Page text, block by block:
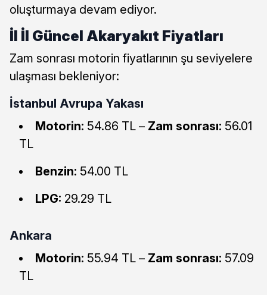
oluşturmaya devam ediyor.
İl İl Güncel Akaryakıt Fiyatları
Zam sonrası motorin fiyatlarının şu seviyelere
ulaşması bekleniyor:
İstanbul Avrupa Yakası
Motorin: 54.86 TL – Zam sonrası: 56.01
TL
Benzin: 54.00 TL
LPG: 29.29 TL
Ankara
Motorin: 55.94 TL – Zam sonrası: 57.09
TL